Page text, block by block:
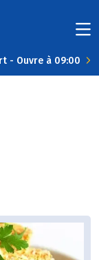
- Ouvre à 09:00